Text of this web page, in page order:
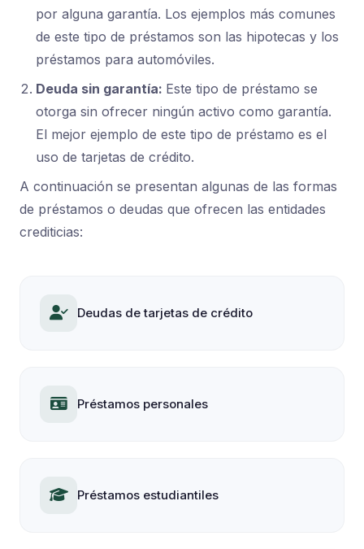
por alguna garantía. Los ejemplos más comunes
de este tipo de préstamos son las hipotecas y los
préstamos para automóviles.
Deuda sin garantía: Este tipo de préstamo se
otorga sin ofrecer ningún activo como garantía.
El mejor ejemplo de este tipo de préstamo es el
uso de tarjetas de crédito.
A continuación se presentan algunas de las formas
de préstamos o deudas que ofrecen las entidades
crediticias:
Deudas de tarjetas de crédito
Préstamos personales
Préstamos estudiantiles